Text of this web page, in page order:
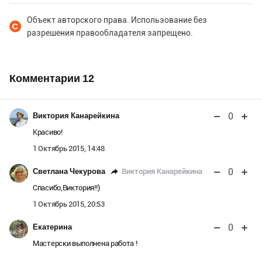
Объект авторского права. Использование без
разрешения правообладателя запрещено.
Комментарии 12
Виктория Канарейкина 0
Красиво!
1 Октябрь 2015, 14:48
Светлана Чекурова Виктория Канарейкина 0
Спасибо,Виктория!!)
1 Октябрь 2015, 20:53
Екатерина 0
Мастерски выполнена работа !